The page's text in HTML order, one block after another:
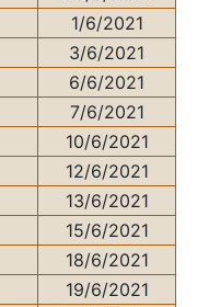
1/6/2021
3/6/2021
6/6/2021
7/6/2021
10/6/2021
12/6/2021
13/6/2021
15/6/2021
18/6/2021
19/6/2021